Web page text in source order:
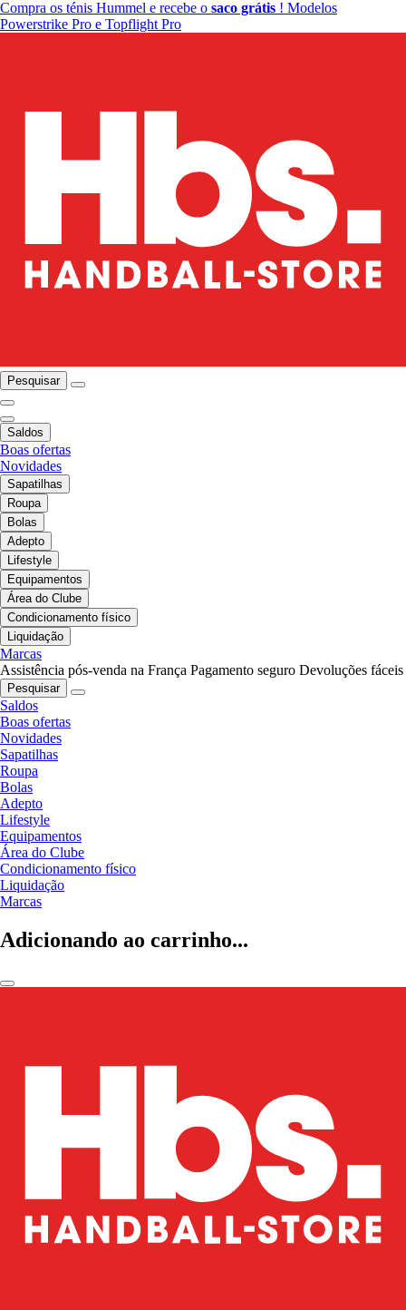
Compra os ténis Hummel e recebe o saco grátis ! Modelos
Powerstrike Pro e Topflight Pro
Pesquisar
Saldos
Boas ofertas
Novidades
Sapatilhas
Roupa
Bolas
Adepto
Lifestyle
Equipamentos
Área do Clube
Condicionamento físico
Liquidação
Marcas
Assistência pós-venda na França Pagamento seguro Devoluções fáceis
Pesquisar
Saldos
Boas ofertas
Novidades
Sapatilhas
Roupa
Bolas
Adepto
Lifestyle
Equipamentos
Área do Clube
Condicionamento físico
Liquidação
Marcas
Adicionando ao carrinho...